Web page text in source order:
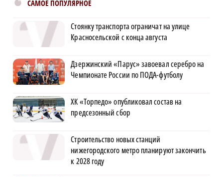
САМОЕ ПОПУЛЯРНОЕ
Стоянку транспорта ограничат на улице
Красносельской с конца августа
Дзержинский «Парус» завоевал серебро на
Чемпионате России по ПОДА-футболу
ХК «Торпедо» опубликовал состав на
предсезонный сбор
Строительство новых станций
нижегородского метро планируют закончить
к 2028 году